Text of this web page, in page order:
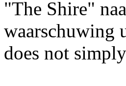
"The Shire"
waarschuwing
does not